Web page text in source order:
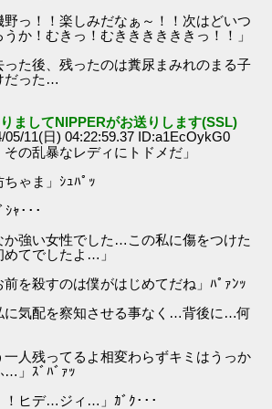
っ！！楽しみだなぁ～！！次はどいつ
か！むきっ！むききききききっ！！」
った後、残ったのは糞尿まみれのまる子
だった…
ましてNIPPERがお送りします(SSL)
05/11(日) 04:22:59.37 ID:a1EcOykG0
の乱暴なレディにトドメだ」
ちゃま」ｼｭﾊﾟｯ
ｬ･･･
か強い女性でした…この私に傷をつけた
てでしたよ…」
を殺すのは僕がはじめてだね」ﾊﾟｧﾝｯ
に気配を察知させる事なく…背後に…何
一人残ってるよ相変わらずキミはうっか
…」ｽﾞﾊﾞｧｯ
ヒデ…ジィ…」ｶﾞｸ･･･